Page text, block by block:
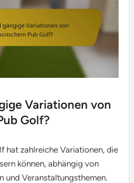
Variationen von
Golf?
hat zahlreiche Variationen, die
können, abhängig von
und Veranstaltungsthemen.